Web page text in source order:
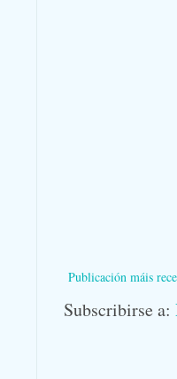
Publicación máis
Subscribirse a: